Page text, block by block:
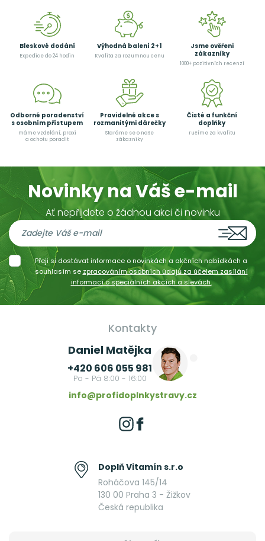
Bleskové dodání
Expedice do 24 hodin
Výhodná balení 2+1
Kvalita za rozumnou cenu
Jsme ověřeni
zákazníky
1000+ pozitivních recenzí
Odborné poradenství
s osobním přístupem
máme vzdělání, praxi
a ochotu poradit
Pravidelné akce s
rozmanitými dárečky
Staráme se o naše
zákazníky
Čisté a funkční
doplňky
ručíme za kvalitu
Novinky na Váš e-mail
Ať nepřijdete o žádnou akci či novinku
Přeji si dostávat informace o novinkách a akčních nabídkách a
souhlasím se zpracováním osobních údajů za účelem zasílání
informací o speciálních akcích a slevách.
Kontakty
Daniel Matějka
+420 606 055 981
Po - Pá 8:00 - 16:00
info@profidoplnkystravy.cz
Doplň Vitamín s.r.o
Roháčova 145/14
130 00 Praha 3 - Žižkov
Česká republika